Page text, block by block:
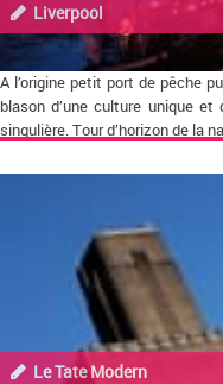
Liverpool
A l’origine petit port de pêche
blason d’une culture unique
singulière. Tour d’horizon de la
Le Tate Modern